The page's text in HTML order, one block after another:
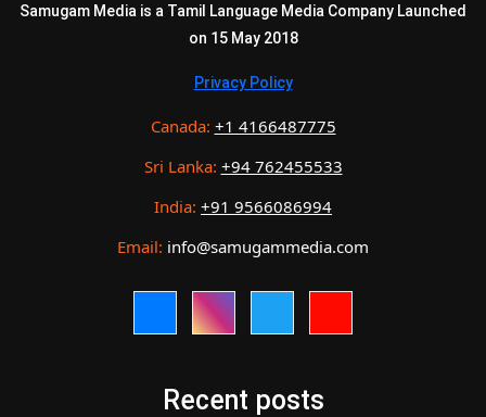
Samugam Media is a Tamil Language Media Company Launched
on 15 May 2018
Privacy Policy
Canada: +1 4166487775
Sri Lanka: +94 762455533
India: +91 9566086994
Email: info@samugammedia.com
Recent posts